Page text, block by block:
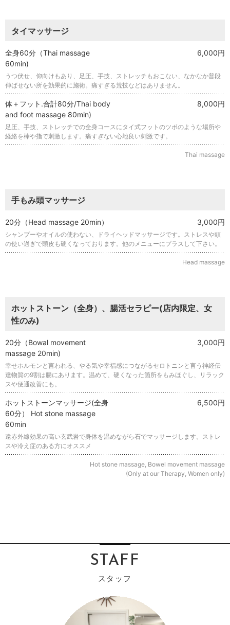
タイマッサージ
全身60分（Thai massage
60min)
6,000円
うつ伏せ、仰向けもあり、足圧、手技、ストレッチもおこない、なかなか普段
伸ばせない所を効果的に施術。痛すぎる荒技などはありません。
体＋フット.合計80分/Thai body
and foot massage 80min)
8,000円
足圧、手技、ストレッチでの全身コースにタイ式フットのツボのような場所や
経絡を棒や指で刺激します。痛すぎない心地良い刺激です。
Thai massage
手もみ頭マッサージ
20分（Head massage 20min） 3,000円
シャンプーやオイルの使わない、ドライヘッドマッサージです。ストレスや頭
の使い過ぎで頭皮も硬くなっております。他のメニューにプラスして下さい。
Head massage
ホットストーン（全身）、腸活セラピー(店内限定、女
性のみ)
20分（Bowal movement
massage 20min)
3,000円
幸せホルモンと言われる、やる気や幸福感につながるセロトニンと言う神経伝
達物質の9割は腸にあります。温めて、硬くなった箇所をもみほぐし、リラック
スや便通改善にも。
ホットストーンマッサージ(全身
60分） Hot stone massage
60min
6,500円
遠赤外線効果の高い玄武岩で身体を温めながら石でマッサージします。ストレ
スや冷え症のある方にオススメ
Hot stone massage, Bowel movement massage
(Only at our Therapy, Women only)
STAFF